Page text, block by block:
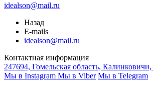
idealson@mail.ru
Назад
E-mails
idealson@mail.ru
Контактная информация
247694, Гомельская область,
Мы в Instagram Мы в Viber Мы в Telegram